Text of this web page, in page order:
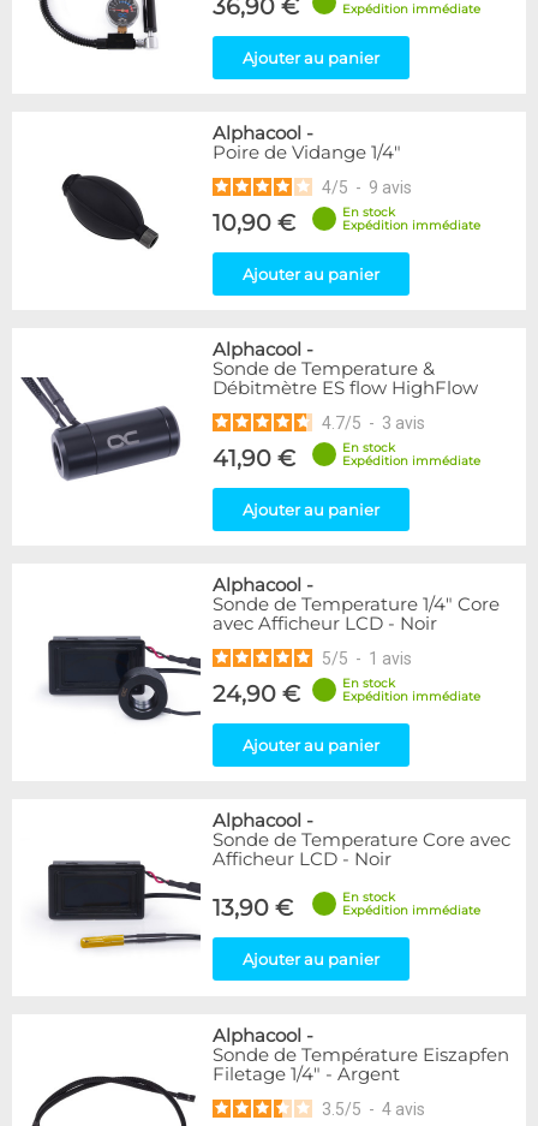
36,90 €
Expédition immédiate
Ajouter au panier
Alphacool -
Poire de Vidange 1/4"
4/5 - 9 avis
10,90 €
En stock
Expédition immédiate
Ajouter au panier
Alphacool -
Sonde de Temperature &
Débitmètre ES flow HighFlow
4.7/5 - 3 avis
41,90 €
En stock
Expédition immédiate
Ajouter au panier
Alphacool -
Sonde de Temperature 1/4" Core
avec Afficheur LCD - Noir
5/5 - 1 avis
24,90 €
En stock
Expédition immédiate
Ajouter au panier
Alphacool -
Sonde de Temperature Core avec
Afficheur LCD - Noir
13,90 €
En stock
Expédition immédiate
Ajouter au panier
Alphacool -
Sonde de Température Eiszapfen
Filetage 1/4" - Argent
3.5/5 - 4 avis